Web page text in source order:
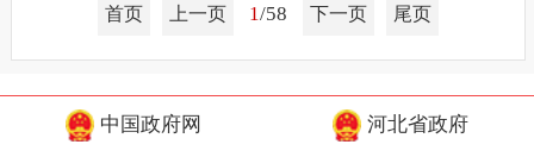
首页 上一页 1/58 下一页 尾页
中国政府网 河北省政府